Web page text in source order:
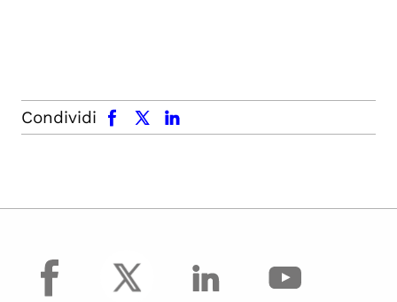
Condividi
facebook x.com linkedin
facebook